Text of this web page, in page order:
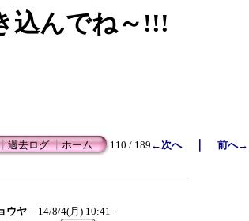
込んでね～!!!
過去ログ┃ホーム 110 / 189 ←次へ｜ 前へ→
ウヤ - 14/8/4(月) 10:41 -